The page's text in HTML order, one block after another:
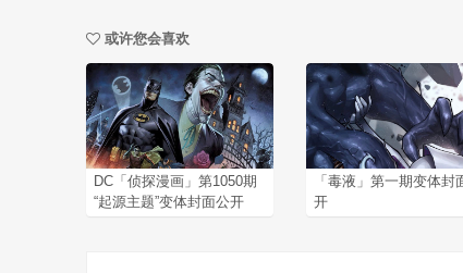
或许您会喜欢
DC「侦探漫画」第1050期
“起源主题”变体封面公开
「毒液」第一期变体封
开